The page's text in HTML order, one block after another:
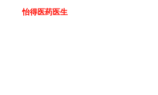
怡得医药医生